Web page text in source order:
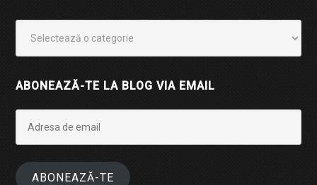
ABONEAZĂ-TE LA BLOG VIA EMAIL
email
ABONEAZĂ-TE